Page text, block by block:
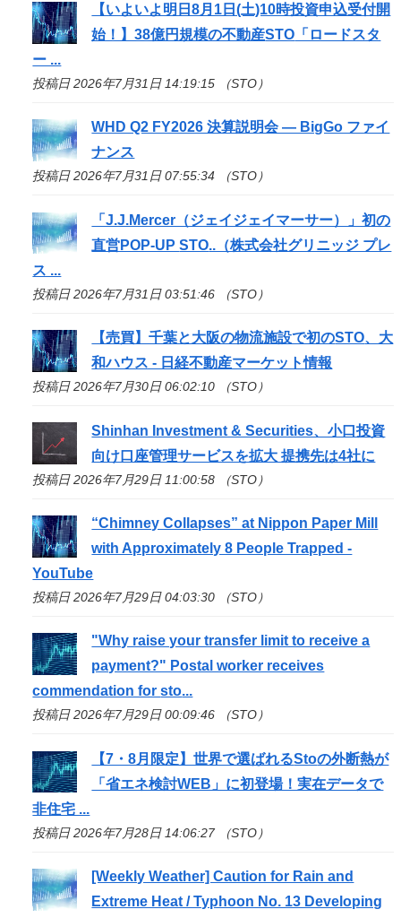
【いよいよ明日8月1日(土)10時投資申込受付開
始！】38億円規模の不動産STO 「ロードスタ
ー ...
投稿日 2026年7月31日 14:19:15 （STO）
WHD Q2 FY2026 決算説明会 — BigGo ファイ
ナンス
投稿日 2026年7月31日 07:55:34 （STO）
「J.J.Mercer（ジェイジェイマーサー）」初の
直営POP-UPSTO..（株式会社グリニッジ プレ
ス ...
投稿日 2026年7月31日 03:51:46 （STO）
【売買】千葉と大阪の物流施設で初のSTO、大
和ハウス - 日経不動産マーケット情報
投稿日 2026年7月30日 06:02:10 （STO）
Shinhan Investment & Securities、小口投資
向け口座管理サービスを拡大 提携先は4社に
投稿日 2026年7月29日 11:00:58 （STO）
“Chimney Collapses” at Nippon Paper Mill
with Approximately 8 People Trapped -
YouTube
投稿日 2026年7月29日 04:03:30 （STO）
"Why raise your transfer limit to receive a
payment?" Postal worker receives
commendation forsto...
投稿日 2026年7月29日 00:09:46 （STO）
【7・8月限定】世界で選ばれるStoの外断熱が
「省エネ検討WEB」に初登場！実在データで
非住宅 ...
投稿日 2026年7月28日 14:06:27 （STO）
[Weekly Weather] Caution for Rain and
Extreme Heat / Typhoon No. 13 Developing